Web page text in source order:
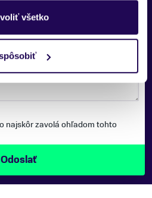
všetko
najskôr zavolá ohľadom tohto